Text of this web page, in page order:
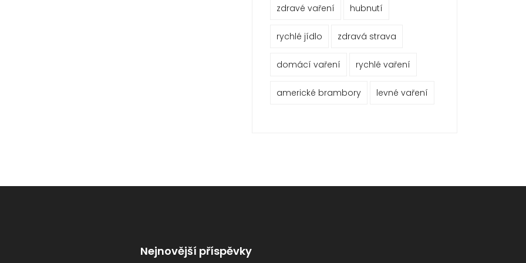
zdravé vaření hubnutí
rychlé jídlo zdravá strava
domácí vaření rychlé vaření
americké brambory levné vaření
Nejnovější příspěvky